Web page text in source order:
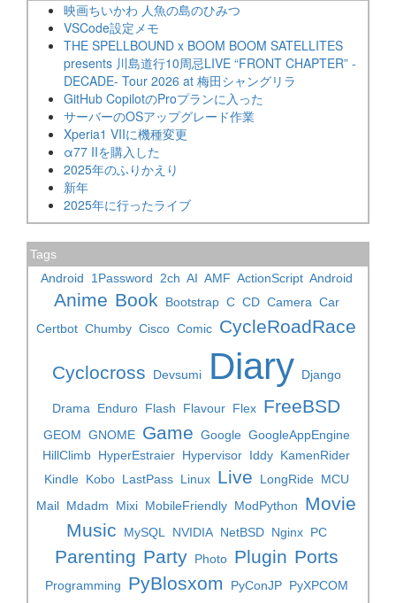
映画ちいかわ 人魚の島のひみつ
VSCode設定メモ
THE SPELLBOUND x BOOM BOOM SATELLITES
presents 川島道行10周忌LIVE “FRONT CHAPTER” -
DECADE- Tour 2026 at 梅田シャングリラ
GitHub CopilotのProプランに入った
サーバーのOSアップグレード作業
Xperia1 VIIに機種変更
α77 IIを購入した
2025年のふりかえり
新年
2025年に行ったライブ
Tags
Android
1Password 2ch AI AMF ActionScript Android
Anime Book Bootstrap C CD Camera Car
Certbot Chumby Cisco Comic CycleRoadRace
Cyclocross Devsumi Diary Django
Drama Enduro Flash Flavour Flex FreeBSD
GEOM GNOME Game Google GoogleAppEngine
HillClimb HyperEstraier Hypervisor Iddy KamenRider
Kindle Kobo LastPass Linux Live LongRide MCU
Mail Mdadm Mixi MobileFriendly ModPython
Movie
Music
MySQL NVIDIA NetBSD Nginx PC
Parenting Party Photo Plugin Ports
Programming PyBlosxom PyConJP PyXPCOM